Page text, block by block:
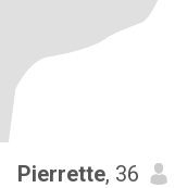
Pierrette, 36